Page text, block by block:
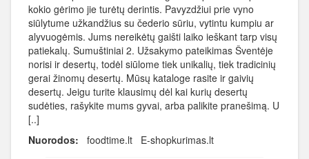
kokio gėrimo jie turėtų derintis. Pavyzdžiui prie vyno
siūlytume užkandžius su čederio sūriu, vytintu kumpiu ar
alyvuogėmis. Jums nereikėtų gaišti laiko ieškant tarp visų
patiekalų. Sumuštiniai 2. Užsakymo pateikimas Šventėje
norisi ir desertų, todėl siūlome tiek unikalių, tiek tradicinių
gerai žinomų desertų. Mūsų kataloge rasite ir gaivių
desertų. Jeigu turite klausimų dėl kai kurių desertų
sudėties, rašykite mums gyvai, arba palikite pranešimą. U
[..]
Nuorodos: foodtime.lt E-shopkurimas.lt